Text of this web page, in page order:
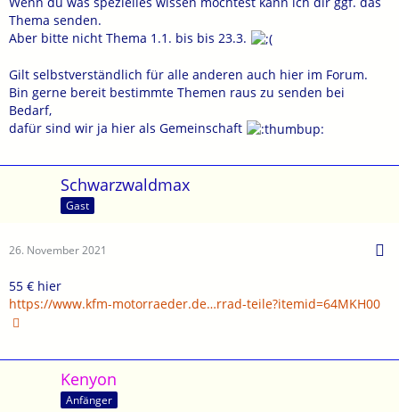
Thema senden.
Aber bitte nicht Thema 1.1. bis bis 23.3.
Gilt selbstverständlich für alle anderen auch hier im Forum.
Bin gerne bereit bestimmte Themen raus zu senden bei
Bedarf,
dafür sind wir ja hier als Gemeinschaft
Schwarzwaldmax
Gast
26. November 2021
55 € hier
https://www.kfm-motorraeder.de…rrad-teile?itemid=64MKH00
Kenyon
Anfänger